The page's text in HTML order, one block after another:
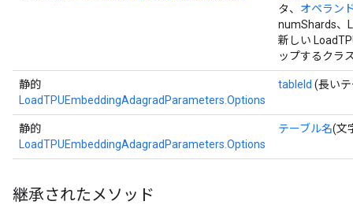
タ、 オペラン
numShards、
新しい
ップするクラ
静的
LoadTPUEmbeddingAdagradParameters.Options
tableId (長いテ
静的
LoadTPUEmbeddingAdagradParameters.Options
テーブル名(文
継承されたメソッド